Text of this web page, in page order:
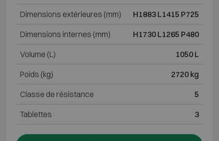
Dimensions extérieures (mm) H1883 L1415 P725
Dimensions internes (mm) H1730 L1265 P480
Volume (L) 1050 L
Poids (kg) 2720 kg
Classe de résistance 5
Tablettes 3